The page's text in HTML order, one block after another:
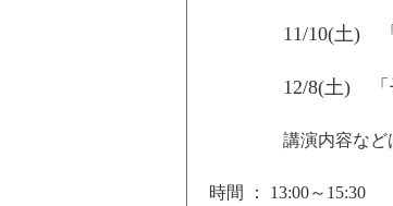
11/10(土)
12/8(土) 「
講演内容などは
時間 ： 13:00～15:30